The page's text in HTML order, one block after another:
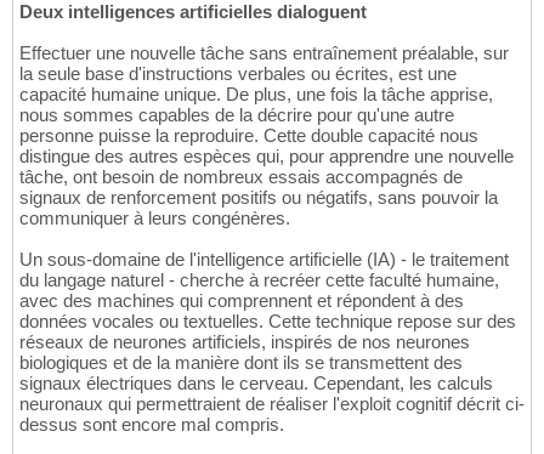
Deux intelligences artificielles dialoguent
Effectuer une nouvelle tâche sans entraînement préalable, sur
la seule base d'instructions verbales ou écrites, est une
capacité humaine unique. De plus, une fois la tâche apprise,
nous sommes capables de la décrire pour qu'une autre
personne puisse la reproduire. Cette double capacité nous
distingue des autres espèces qui, pour apprendre une nouvelle
tâche, ont besoin de nombreux essais accompagnés de
signaux de renforcement positifs ou négatifs, sans pouvoir la
communiquer à leurs congénères.
Un sous-domaine de l'intelligence artificielle (IA) - le traitement
du langage naturel - cherche à recréer cette faculté humaine,
avec des machines qui comprennent et répondent à des
données vocales ou textuelles. Cette technique repose sur des
réseaux de neurones artificiels, inspirés de nos neurones
biologiques et de la manière dont ils se transmettent des
signaux électriques dans le cerveau. Cependant, les calculs
neuronaux qui permettraient de réaliser l'exploit cognitif décrit ci-
dessus sont encore mal compris.